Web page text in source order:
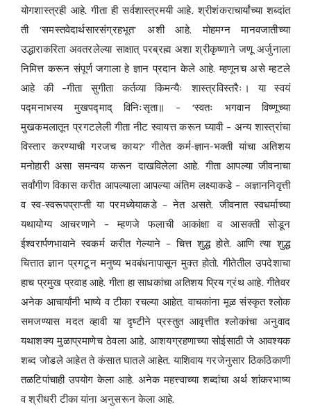
योगशास्त्रही आहे. गीता ही सर्वशास्त्रमयी आहे. श्रीशंकराचार्यांच्या शब्दांत
ती ‘समस्तवेदार्थसारसंग्रहभूत’ अशी आहे. मोहमग्न मानवजातीच्या
उद्धाराकरिता अवतरलेल्या साक्षात् परब्रह्म अशा श्रीकृष्णाने जणू अर्जुनाला
निमित्त करून संपूर्ण जगाला हे ज्ञान प्रदान केले आहे. म्हणूनच असे म्हटले
आहे की –गीता सुगीता कर्तव्या किमन्यैः शास्त्रविस्तरैः। या स्वयं
पद्मनाभस्य मुखपद्माद् विनिःसृता॥ – ‘स्वतः भगवान विष्णूच्या
मुखकमलातून प्रगटलेली गीता नीट स्वायत्त करून घ्यावी – अन्य शास्त्रांचा
विस्तार करण्याची गरजच काय?’ गीतेत कर्म-ज्ञान-भक्ती यांचा अतिशय
मनोहारी असा समन्वय करून दाखविलेला आहे. गीता आपल्या जीवनाचा
सर्वांगीण विकास करीत आपल्याला आपल्या अंतिम लक्ष्याकडे – अज्ञाननिवृत्ती
व स्व-स्वरूपप्राप्ती या परमध्येयाकडे – नेत असते. जीवनात स्वधर्माच्या
यथायोग्य आचरणाने – म्हणजे फलाची आकांक्षा व आसक्ती सोडून
ईश्वरार्पणभावाने स्वकर्म करीत गेल्याने – चित्त शुद्ध होते. आणि त्या शुद्ध
चित्तात ज्ञान प्रगटून मनुष्य भवबंधनापासून मुक्त होतो. गीतेतील उपदेशाचा
हाच प्रमुख प्रवाह आहे. गीता हा साधकांचा अतिशय प्रिय ग्रंथ आहे. गीतेवर
अनेक आचार्यांनी भाष्ये व टीका रचल्या आहेत. वाचकांना मूळ संस्कृत श्लोक
समजण्यास मदत व्हावी या दृष्टीने प्रस्तुत आवृत्तीत श्लोकांचा अनुवाद
यथाशक्य मुळाप्रमाणेच ठेवला आहे. आशयग्रहणाच्या सोईसाठी जे आवश्यक
शब्द जोडले आहेत ते कंसात घातले आहेत. याशिवाय गरजेनुसार ठिकठिकाणी
तळटिपांचाही उपयोग केला आहे. अनेक महत्त्वाच्या शब्दांचा अर्थ शांकरभाष्य
व श्रीधरी टीका यांना अनुसरून केला आहे.